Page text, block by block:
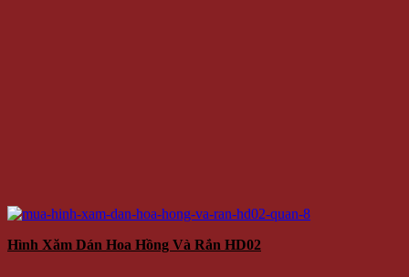
Hình Xăm Dán Hoa Hồng Và Rắn HD02